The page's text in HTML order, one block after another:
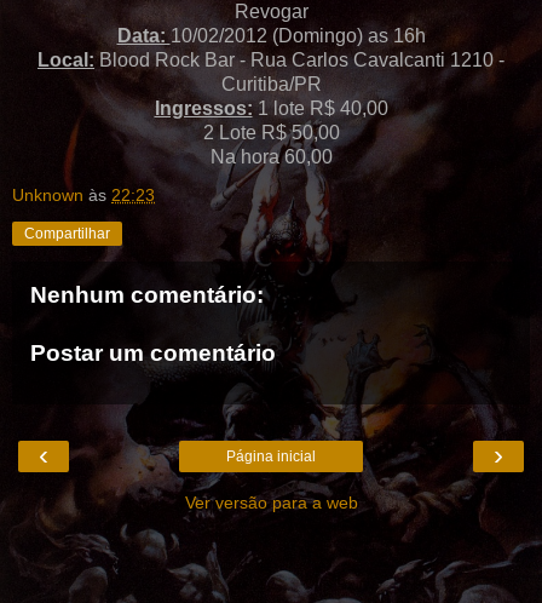
Revogar
Data: 10/02/2012 (Domingo) as 16h
Local: Blood Rock Bar - Rua Carlos Cavalcanti 1210 -
Curitiba/PR
Ingressos:1 lote R$ 40,00
2 Lote R$ 50,00
Na hora 60,00
Unknown às 22:23
Compartilhar
Nenhum comentário:
Postar um comentário
‹ ›
Página inicial
Ver versão para a web